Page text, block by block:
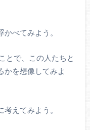
べてみよう。
とで、この人たちと
かを想像してみよ
えてみよう。